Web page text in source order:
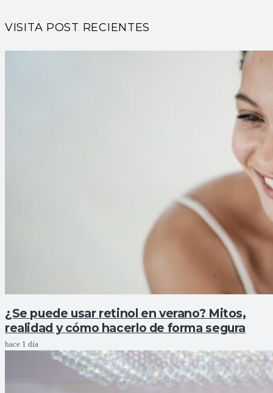
VISITA POST RECIENTES
¿Se puede usar retinol en verano? Mitos,
realidad y cómo hacerlo de forma segura
hace 1 día